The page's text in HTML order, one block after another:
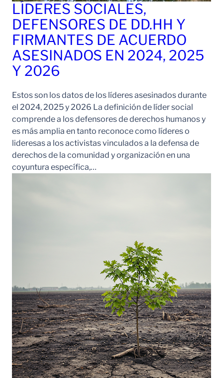
LÍDERES SOCIALES,
DEFENSORES DE DD.HH Y
FIRMANTES DE ACUERDO
ASESINADOS EN 2024, 2025
Y 2026
Estos son los datos de los líderes asesinados durante
el 2024, 2025 y 2026 La definición de líder social
comprende a los defensores de derechos humanos y
es más amplia en tanto reconoce como líderes o
lideresas a los activistas vinculados a la defensa de
derechos de la comunidad y organización en una
coyuntura específica,…